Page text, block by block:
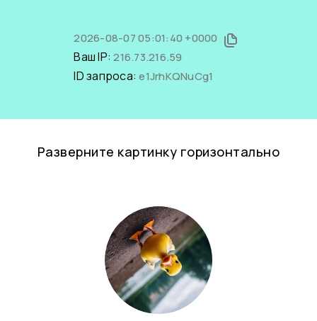
2026-08-07 05:01:40 +0000
Ваш IP:216.73.216.59
ID запроса:e1JrhKQNuCg1
Разверните картинку горизонтально